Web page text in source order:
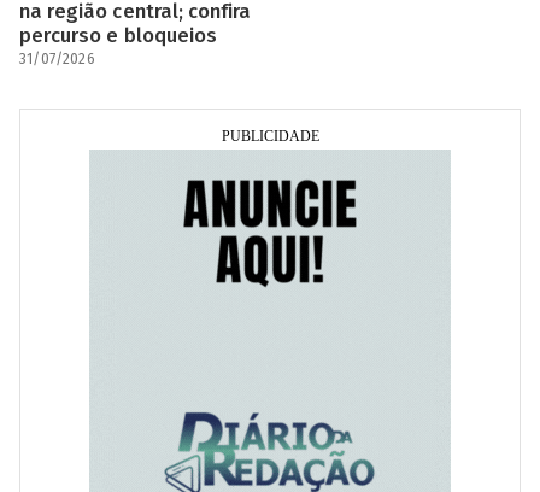
na região central; confira
percurso e bloqueios
31/07/2026